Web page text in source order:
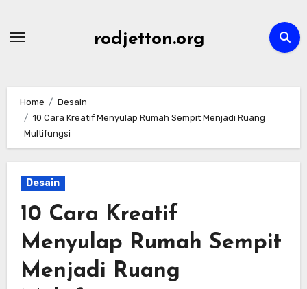
rodjetton.org
Home
Desain
10 Cara Kreatif Menyulap Rumah Sempit Menjadi Ruang
Multifungsi
Desain
10 Cara Kreatif
Menyulap Rumah Sempit
Menjadi Ruang